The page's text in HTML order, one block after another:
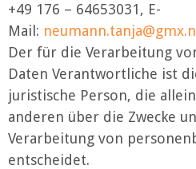
+49 176 – 64653031, E-
Mail:
Der für die Verarbeitung
Daten Verantwortliche ist
juristische Person, die
anderen über die Zwecke
Verarbeitung von
entscheidet.